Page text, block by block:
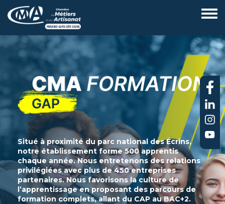
au
contenu
principal
Situé à proximité du parc national des Écrins,
notre établissement forme 500 apprentis
chaque année. Nous entretenons des relations
privilégiées avec plus de 450 entreprises
partenaires. Nous favorisons la culture de
l’apprentissage en proposant des parcours de
formation complets, allant du CAP au BAC+2.